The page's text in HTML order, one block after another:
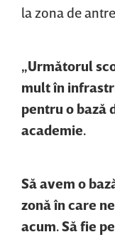
la zona de
„Următorul
mult în
pentru o bază
academie.
Să avem o
zonă în care
acum. Să fie